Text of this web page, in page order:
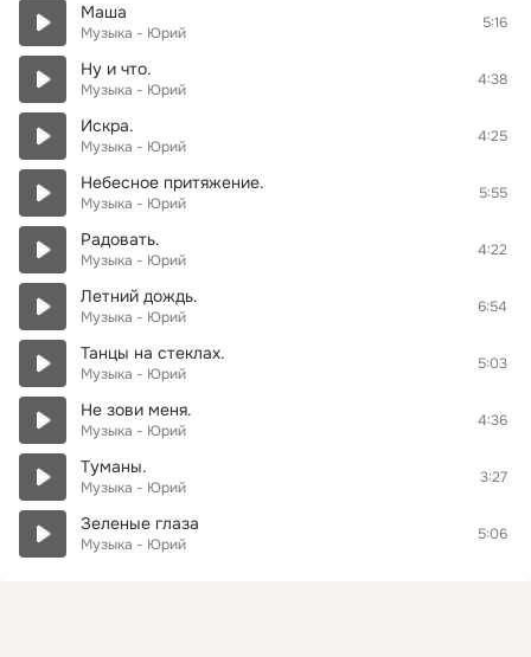
Маша
Музыка - Юрий
5:16
Ну и что.
Музыка - Юрий
4:38
Искра.
Музыка - Юрий
4:25
Небесное притяжение.
Музыка - Юрий
5:55
Радовать.
Музыка - Юрий
4:22
Летний дождь.
Музыка - Юрий
6:54
Танцы на стеклах.
Музыка - Юрий
5:03
Не зови меня.
Музыка - Юрий
4:36
Туманы.
Музыка - Юрий
3:27
Зеленые глаза
Музыка - Юрий
5:06